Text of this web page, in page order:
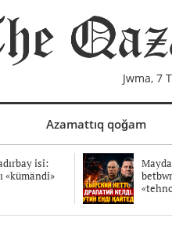
Jwma, 7
Azamattıq qoğam
isi:
«kümändi»